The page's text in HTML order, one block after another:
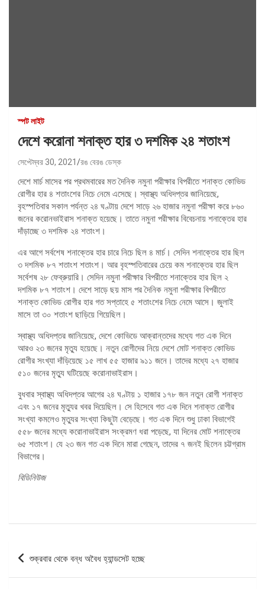
স্পট লাইট
দেশে করোনা শনাক্ত হার ৩ দশমিক ২৪ শতাংশ
সেপ্টেম্বর 30, 2021 রঙ বেরঙ ডেস্ক
দেশে মার্চ মাসের পর প্রথমবারের মত দৈনিক নমুনা পরীক্ষার বিপরীতে শনাক্ত কোভিড
রোগীর হার ৪ শতাংশের নিচে নেমে এসেছে। স্বাস্থ্য অধিদপ্তর জানিয়েছে,
বৃহস্পতিবার সকাল পর্যন্ত ২৪ ঘণ্টায় দেশে সাড়ে ২৬ হাজার নমুনা পরীক্ষা করে ৮৬০
জনের করোনভাইরাস শনাক্ত হয়েছে। তাতে নমুনা পরীক্ষার বিবেচনায় শনাক্তের হার
দাঁড়াচ্ছে ৩ দশমিক ২৪ শতাংশ।
এর আগে সর্বশেষ শনাক্তের হার চারে নিচে ছিল ৪ মার্চ। সেদিন শনাক্তের হার ছিল
৩ দশমিক ৮৭ শতাংশ শতাংশ। আর বৃহস্পতিবারের চেয়ে কম শনাক্তের হার ছিল
সর্বেশষ ২৮ ফেব্রুয়ারি। সেদিন নমুনা পরীক্ষার বিপরীতে শনাক্তের হার ছিল ২
দশমিক ৮৭ শতাংশ। দেশে সাড়ে ছয় মাস পর দৈনিক নমুনা পরীক্ষার বিপরীতে
শনাক্ত কোভিড রোগীর হার গত সপ্তাহে ৫ শতাংশের নিচে নেমে আসে। জুলাই
মাসে তা ৩০ শতাংশ ছাড়িয়ে গিয়েছিল।
স্বাস্থ্য অধিদপ্তর জানিয়েছে, দেশে কোভিডে আক্রান্তদের মধ্যে গত এক দিনে
আরও ২৩ জনের মৃত্যু হয়েছে। নতুন রোগীদের নিয়ে দেশে মোট শনাক্ত কোভিড
রোগীর সংখ্যা দাঁড়িয়েছে ১৫ লাখ ৫৫ হাজার ৯১১ জনে। তাদের মধ্যে ২৭ হাজার
৫১০ জনের মৃত্যু ঘটিয়েছে করোনাভাইরাস।
বুধবার স্বাস্থ্য অধিদপ্তর আগের ২৪ ঘণ্টায় ১ হাজার ১৭৮ জন নতুন রোগী শনাক্ত
এবং ১৭ জনের মৃত্যুর খবর দিয়েছিল। সে হিসেবে গত এক দিনে শনাক্ত রোগীর
সংখ্যা কমলেও মৃত্যুর সংখ্যা কিছুটা বেড়েছে। গত এক দিনে শুধু ঢাকা বিভাগেই
৫৫৮ জনের মধ্যে করোনাভাইরাস সংক্রমণ ধরা পড়েছে, যা দিনের মোট শনাক্তের
৬৫ শতাংশ। যে ২৩ জন গত এক দিনে মারা গেছেন, তাদের ৭ জনই ছিলেন চট্টগ্রাম
বিভাগের।
বিডিনিউজ
পোস্ট
ন্যাভিগেশন
শুক্রবার থেকে বন্ধ অবৈধ হ্যান্ডসেট হচ্ছে